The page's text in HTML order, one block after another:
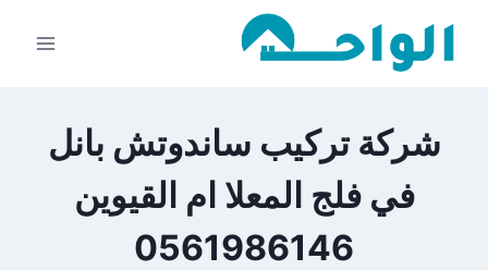
شركة تركيب ساندوتش بانل
في فلج المعلا ام القيوين
0561986146